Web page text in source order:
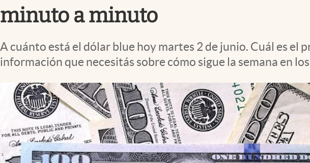
Eventos Corporativos
El Cronista Studio
Mediakit
minuto a minuto
A cuánto está el dólar blue hoy martes 2 de junio. Cuál es el
información que necesitás sobre cómo sigue la semana en